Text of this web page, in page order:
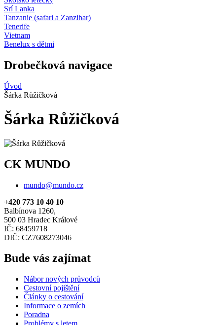
Srí Lanka
Tanzanie (safari a Zanzibar)
Tenerife
Vietnam
Benelux s dětmi
Drobečková navigace
Úvod
Šárka Růžičková
Šárka Růžičková
CK MUNDO
mundo@mundo.cz
+420 773 10 40 10
Balbínova 1260,
500 03 Hradec Králové
IČ: 68459718
DIČ: CZ7608273046
Bude vás zajímat
Nábor nových průvodců
Cestovní pojištění
Články o cestování
Informace o zemích
Poradna